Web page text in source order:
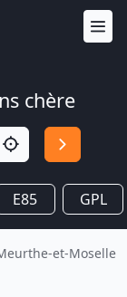
chère
E85 GPL
et-Moselle